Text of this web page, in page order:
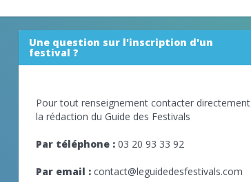
Une question sur l'inscription d'un
festival ?
Pour tout renseignement contacter directement
la rédaction du Guide des Festivals
Par téléphone : 03 20 93 33 92
Par email : contact@leguidedesfestivals.com